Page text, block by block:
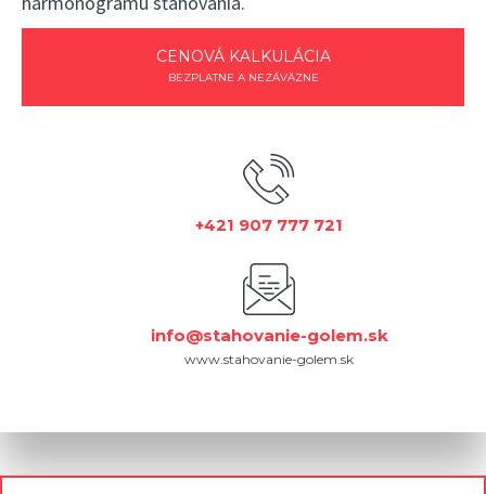
CENOVÁ KALKULÁCIA
BEZPLATNE A NEZÁVÄZNE
+421 907 777 721
info@stahovanie-golem.sk
www.stahovanie-golem.sk